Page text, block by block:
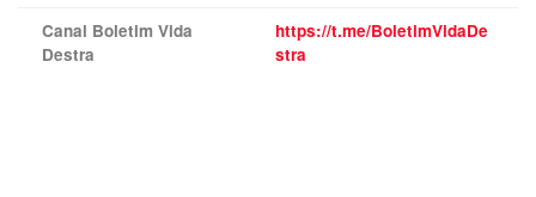
Canal Boletim Vida
Destra
https://t.me/BoletimVidaDe
stra